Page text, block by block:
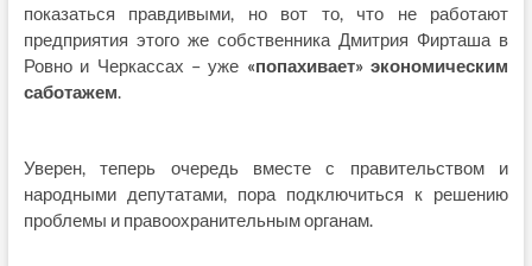
показаться правдивыми, но вот то, что не работают
предприятия этого же собственника Дмитрия Фирташа в
Ровно и Черкассах – уже «попахивает» экономическим
саботажем.
Уверен, теперь очередь вместе с правительством и
народными депутатами, пора подключиться к решению
проблемы и правоохранительным органам.